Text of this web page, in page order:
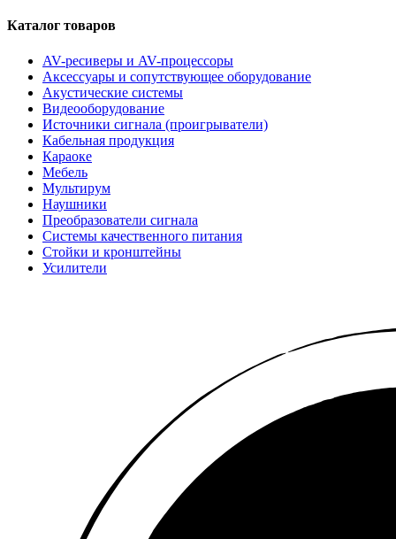
Каталог товаров
AV-ресиверы и AV-процессоры
Аксессуары и сопутствующее оборудование
Акустические системы
Видеооборудование
Источники сигнала (проигрыватели)
Кабельная продукция
Караоке
Мебель
Мультирум
Наушники
Преобразователи сигнала
Системы качественного питания
Стойки и кронштейны
Усилители